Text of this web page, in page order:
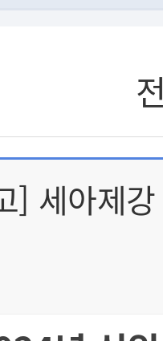
] 세아제